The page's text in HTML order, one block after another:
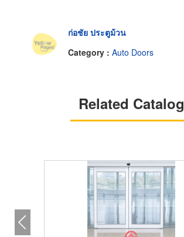
ก่อชัย ประตูม้วน
Category : Auto Doors
Related Catalog